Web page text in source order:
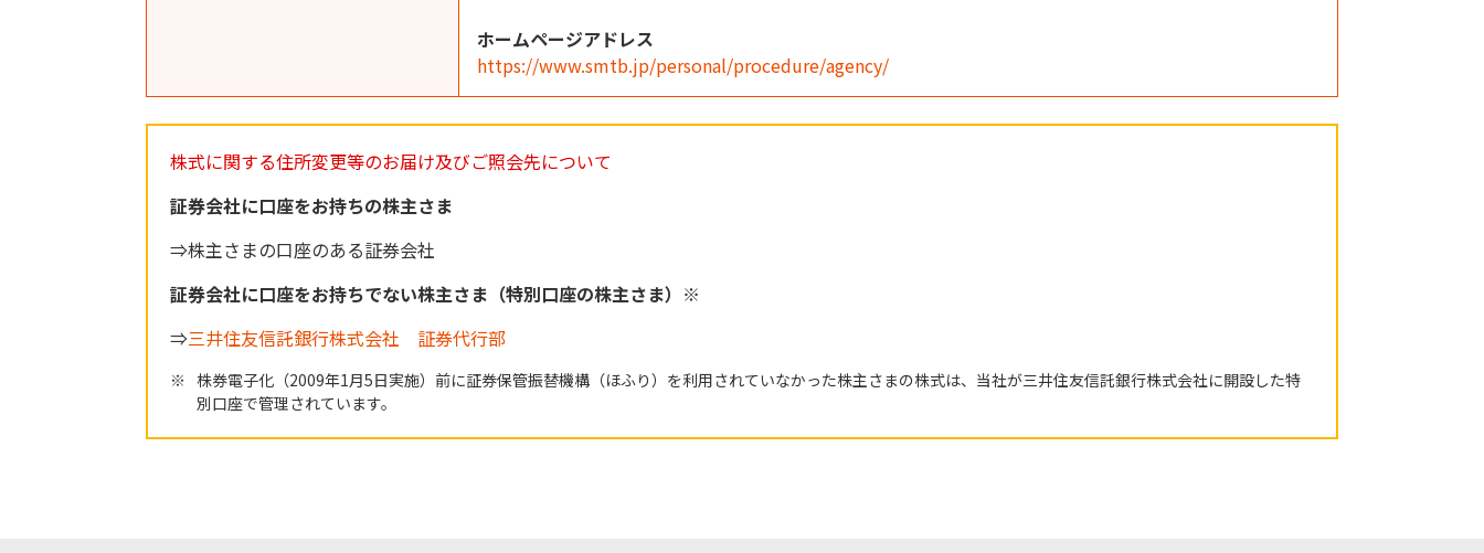
ホームページアドレス
https://www.smtb.jp/personal/procedure/agency/
株式に関する住所変更等のお届け及びご照会先について
証券会社に口座をお持ちの株主さま
⇒株主さまの口座のある証券会社
証券会社に口座をお持ちでない株主さま（特別口座の株主さま）※
⇒三井住友信託銀行株式会社 証券代行部
※ 株券電子化（2009年1月5日実施）前に証券保管振替機構（ほふり）を利用されていなかった株主さまの株式は、当社が三井住友信託銀行株式会社に開設した特
別口座で管理されています。